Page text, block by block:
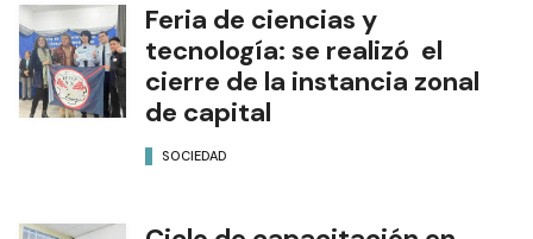
Feria de ciencias y
tecnología: se realizó el
cierre de la instancia zonal
de capital
SOCIEDAD